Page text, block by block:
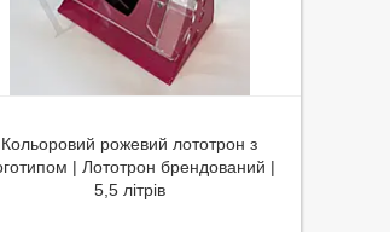
Кольоровий рожевий лототрон з
| Лототрон брендований |
5,5 літрів